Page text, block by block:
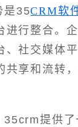
是35CRM软
进行整合。
、社交媒体
共享和流转
35crm提供了